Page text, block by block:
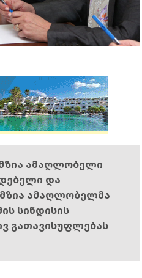
ამაღლობელი
და
ამაღლობელმა
სინდისის
გათავისუფლებას